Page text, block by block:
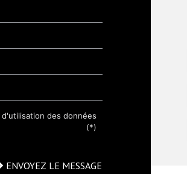
des données
(*)
ENVOYEZ LE MESSAGE